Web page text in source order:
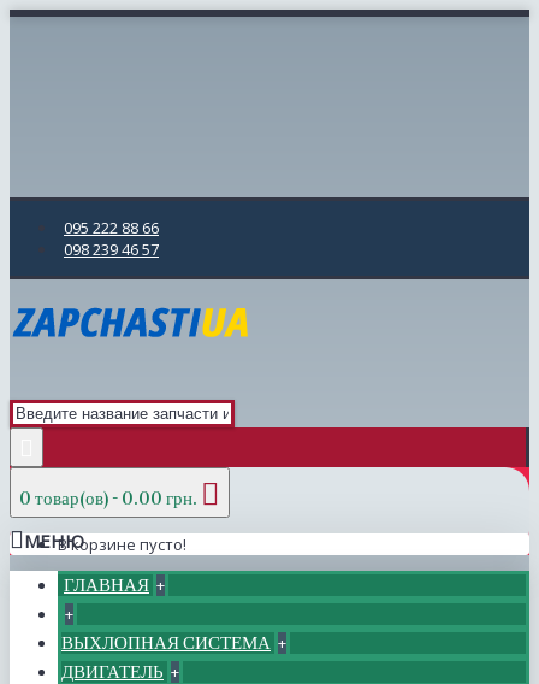
095 222 88 66
098 239 46 57
0 товар(ов) - 0.00 грн.
В корзине пусто!
МЕНЮ
ГЛАВНАЯ +
+
ВЫХЛОПНАЯ СИСТЕМА +
ДВИГАТЕЛЬ +